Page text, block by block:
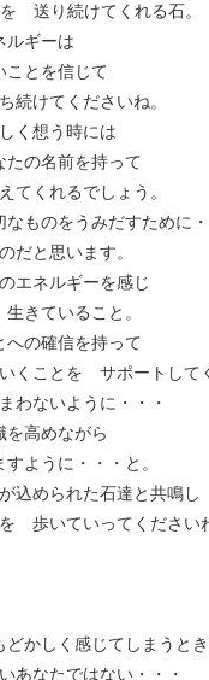
送り続けてくれる石。
ルギーは
とを信じて
けてくださいね。
く想う時には
の名前を持って
てくれるでしょう。
ものをうみだすために・
と思います。
エネルギーを感じ
きていること。
の確信を持って
ことを サポートして
わないように・・・
高めながら
ように・・・と。
込められた石達と共鳴し
歩いていってください
かしく感じてしまうとき
あなたではない・・・